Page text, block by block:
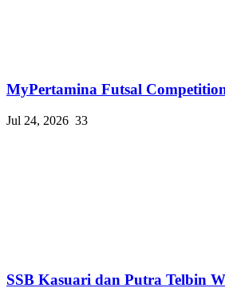
MyPertamina Futsal
Jul 24, 2026 33
SSB Kasuari dan Putra Telbin